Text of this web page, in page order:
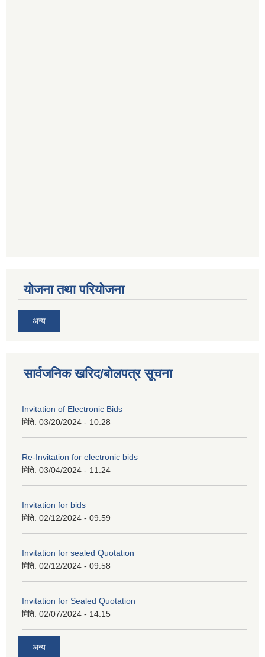
योजना तथा परियोजना
अन्य
सार्वजनिक खरिद/बोलपत्र सूचना
Invitation of Electronic Bids
मिति: 03/20/2024 - 10:28
Re-Invitation for electronic bids
मिति: 03/04/2024 - 11:24
Invitation for bids
मिति: 02/12/2024 - 09:59
Invitation for sealed Quotation
मिति: 02/12/2024 - 09:58
Invitation for Sealed Quotation
मिति: 02/07/2024 - 14:15
अन्य